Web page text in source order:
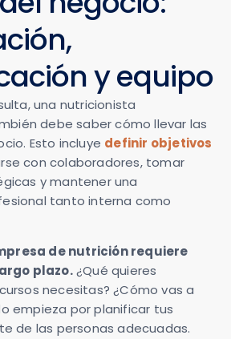
y equipo
una nutricionista
debe saber cómo llevar las
Esto incluye definir objetivos
con colaboradores, tomar
y mantener una
tanto interna como
de nutrición requiere
plazo.¿Qué quieres
necesitas? ¿Cómo vas a
empieza por planificar tus
de las personas adecuadas.